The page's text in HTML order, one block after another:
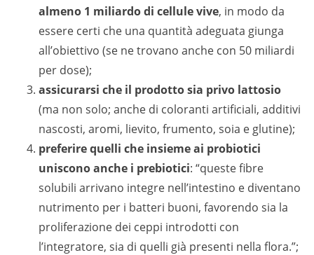
almeno 1 miliardo di cellule vive, in modo da
essere certi che una quantità adeguata giunga
all’obiettivo (se ne trovano anche con 50 miliardi
per dose);
assicurarsi che il prodotto sia privo lattosio
(ma non solo; anche di coloranti artificiali, additivi
nascosti, aromi, lievito, frumento, soia e glutine);
preferire quelli che insieme ai probiotici
uniscono anche i prebiotici: “queste fibre
solubili arrivano integre nell’intestino e diventano
nutrimento per i batteri buoni, favorendo sia la
proliferazione dei ceppi introdotti con
l’integratore, sia di quelli già presenti nella flora.”;